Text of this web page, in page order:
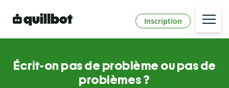
Inscription
Écrit-on pas de problème ou pas de
problèmes ?